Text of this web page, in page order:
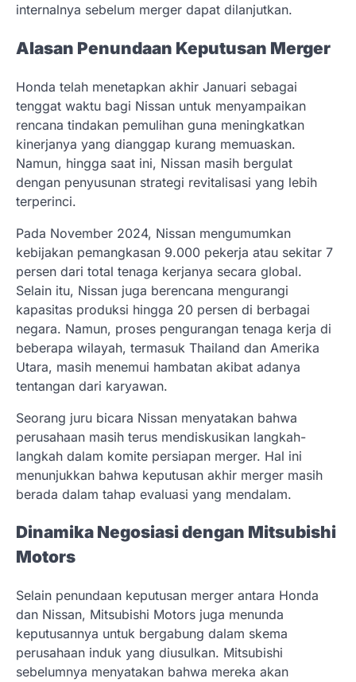
internalnya sebelum merger dapat dilanjutkan.
Alasan Penundaan Keputusan Merger
Honda telah menetapkan akhir Januari sebagai
tenggat waktu bagi Nissan untuk menyampaikan
rencana tindakan pemulihan guna meningkatkan
kinerjanya yang dianggap kurang memuaskan.
Namun, hingga saat ini, Nissan masih bergulat
dengan penyusunan strategi revitalisasi yang lebih
terperinci.
Pada November 2024, Nissan mengumumkan
kebijakan pemangkasan 9.000 pekerja atau sekitar 7
persen dari total tenaga kerjanya secara global.
Selain itu, Nissan juga berencana mengurangi
kapasitas produksi hingga 20 persen di berbagai
negara. Namun, proses pengurangan tenaga kerja di
beberapa wilayah, termasuk Thailand dan Amerika
Utara, masih menemui hambatan akibat adanya
tentangan dari karyawan.
Seorang juru bicara Nissan menyatakan bahwa
perusahaan masih terus mendiskusikan langkah-
langkah dalam komite persiapan merger. Hal ini
menunjukkan bahwa keputusan akhir merger masih
berada dalam tahap evaluasi yang mendalam.
Dinamika Negosiasi dengan Mitsubishi
Motors
Selain penundaan keputusan merger antara Honda
dan Nissan, Mitsubishi Motors juga menunda
keputusannya untuk bergabung dalam skema
perusahaan induk yang diusulkan. Mitsubishi
sebelumnya menyatakan bahwa mereka akan